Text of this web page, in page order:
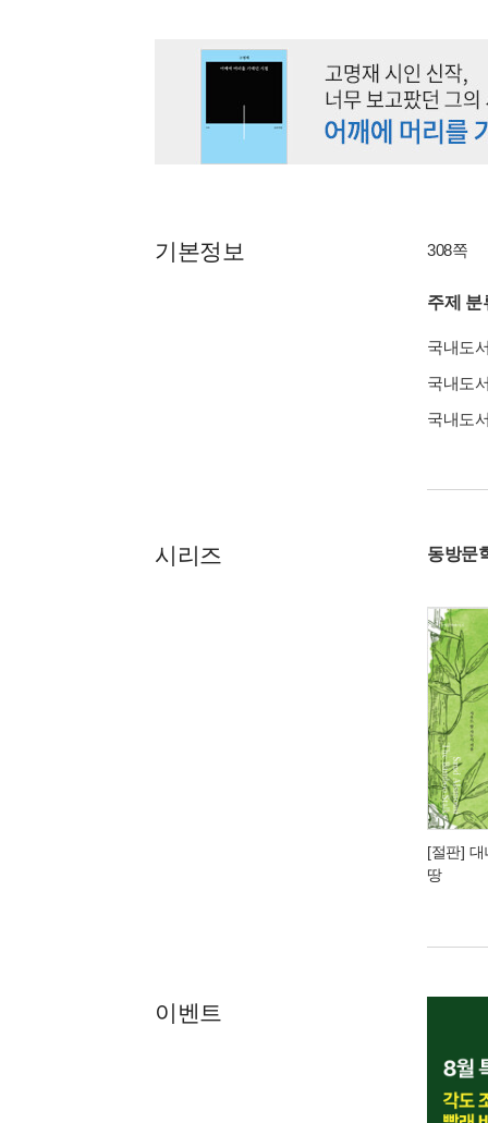
기본정보 308쪽
주제 분
국내도
국내도
국내도
시리즈 동방문
[절판]
땅
이벤트